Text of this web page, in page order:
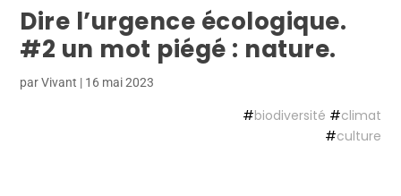
Dire l’urgence écologique.
#2 un mot piégé : nature.
parVivant | 16 mai 2023
#biodiversité #climat
#culture